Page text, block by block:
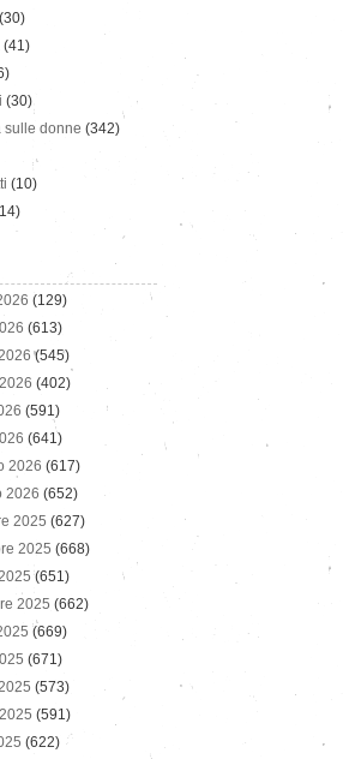
(30)
(41)
(30)
sulle donne (342)
(10)
(129)
(613)
(545)
(402)
(591)
(641)
2026 (617)
2026 (652)
2025 (627)
2025 (668)
(651)
2025 (662)
(669)
(671)
(573)
(591)
(622)